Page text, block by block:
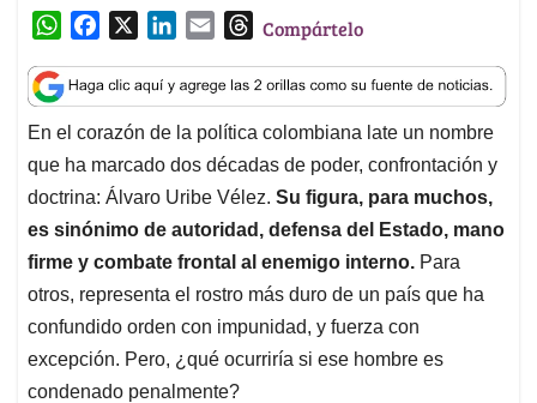
W
a
t
s
A
p
p
c
e
b
o
o
k
n
k
e
d
I
n
a
i
l
T
r
e
a
d
s
Compártelo
En el corazón de la política colombiana late un nombre
que ha marcado dos décadas de poder, confrontación y
doctrina: Álvaro Uribe Vélez. Su figura, para muchos,
es sinónimo de autoridad, defensa del Estado, mano
firme y combate frontal al enemigo interno. Para
otros, representa el rostro más duro de un país que ha
confundido orden con impunidad, y fuerza con
excepción. Pero, ¿qué ocurriría si ese hombre es
condenado penalmente?